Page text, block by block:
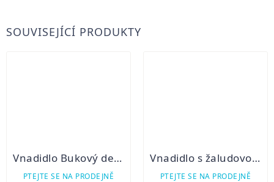
SOUVISEJÍCÍ PRODUKTY
Vnadidlo Bukový dehet 2,5l
PTEJTE SE NA PRODEJNĚ
Vnadidlo s žaludovou vůní 500ml
PTEJTE SE NA PRODEJNĚ